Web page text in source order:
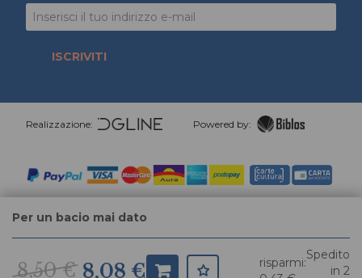
Per un bacio mai dato
8,50 € 8,08 €
risparmi:
Spedito
in 2
ISCRIVITI
Realizzazione: Powered by: